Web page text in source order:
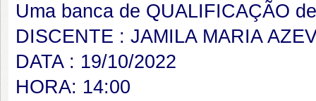
Uma banca de QUALIFICAÇÃO
DISCENTE : JAMILA MARIA
DATA : 19/10/2022
HORA: 14:00